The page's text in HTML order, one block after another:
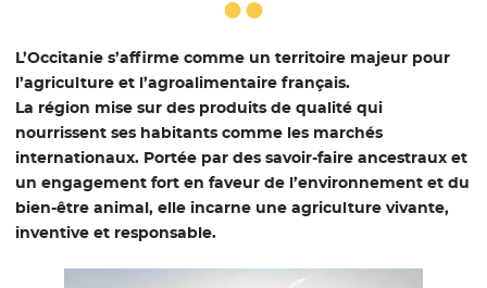
L’Occitanie s’affirme comme un territoire majeur pour
l’agriculture et l’agroalimentaire français.
La région mise sur des produits de qualité qui
nourrissent ses habitants comme les marchés
internationaux. Portée par des savoir-faire ancestraux et
un engagement fort en faveur de l’environnement et du
bien-être animal, elle incarne une agriculture vivante,
inventive et responsable.